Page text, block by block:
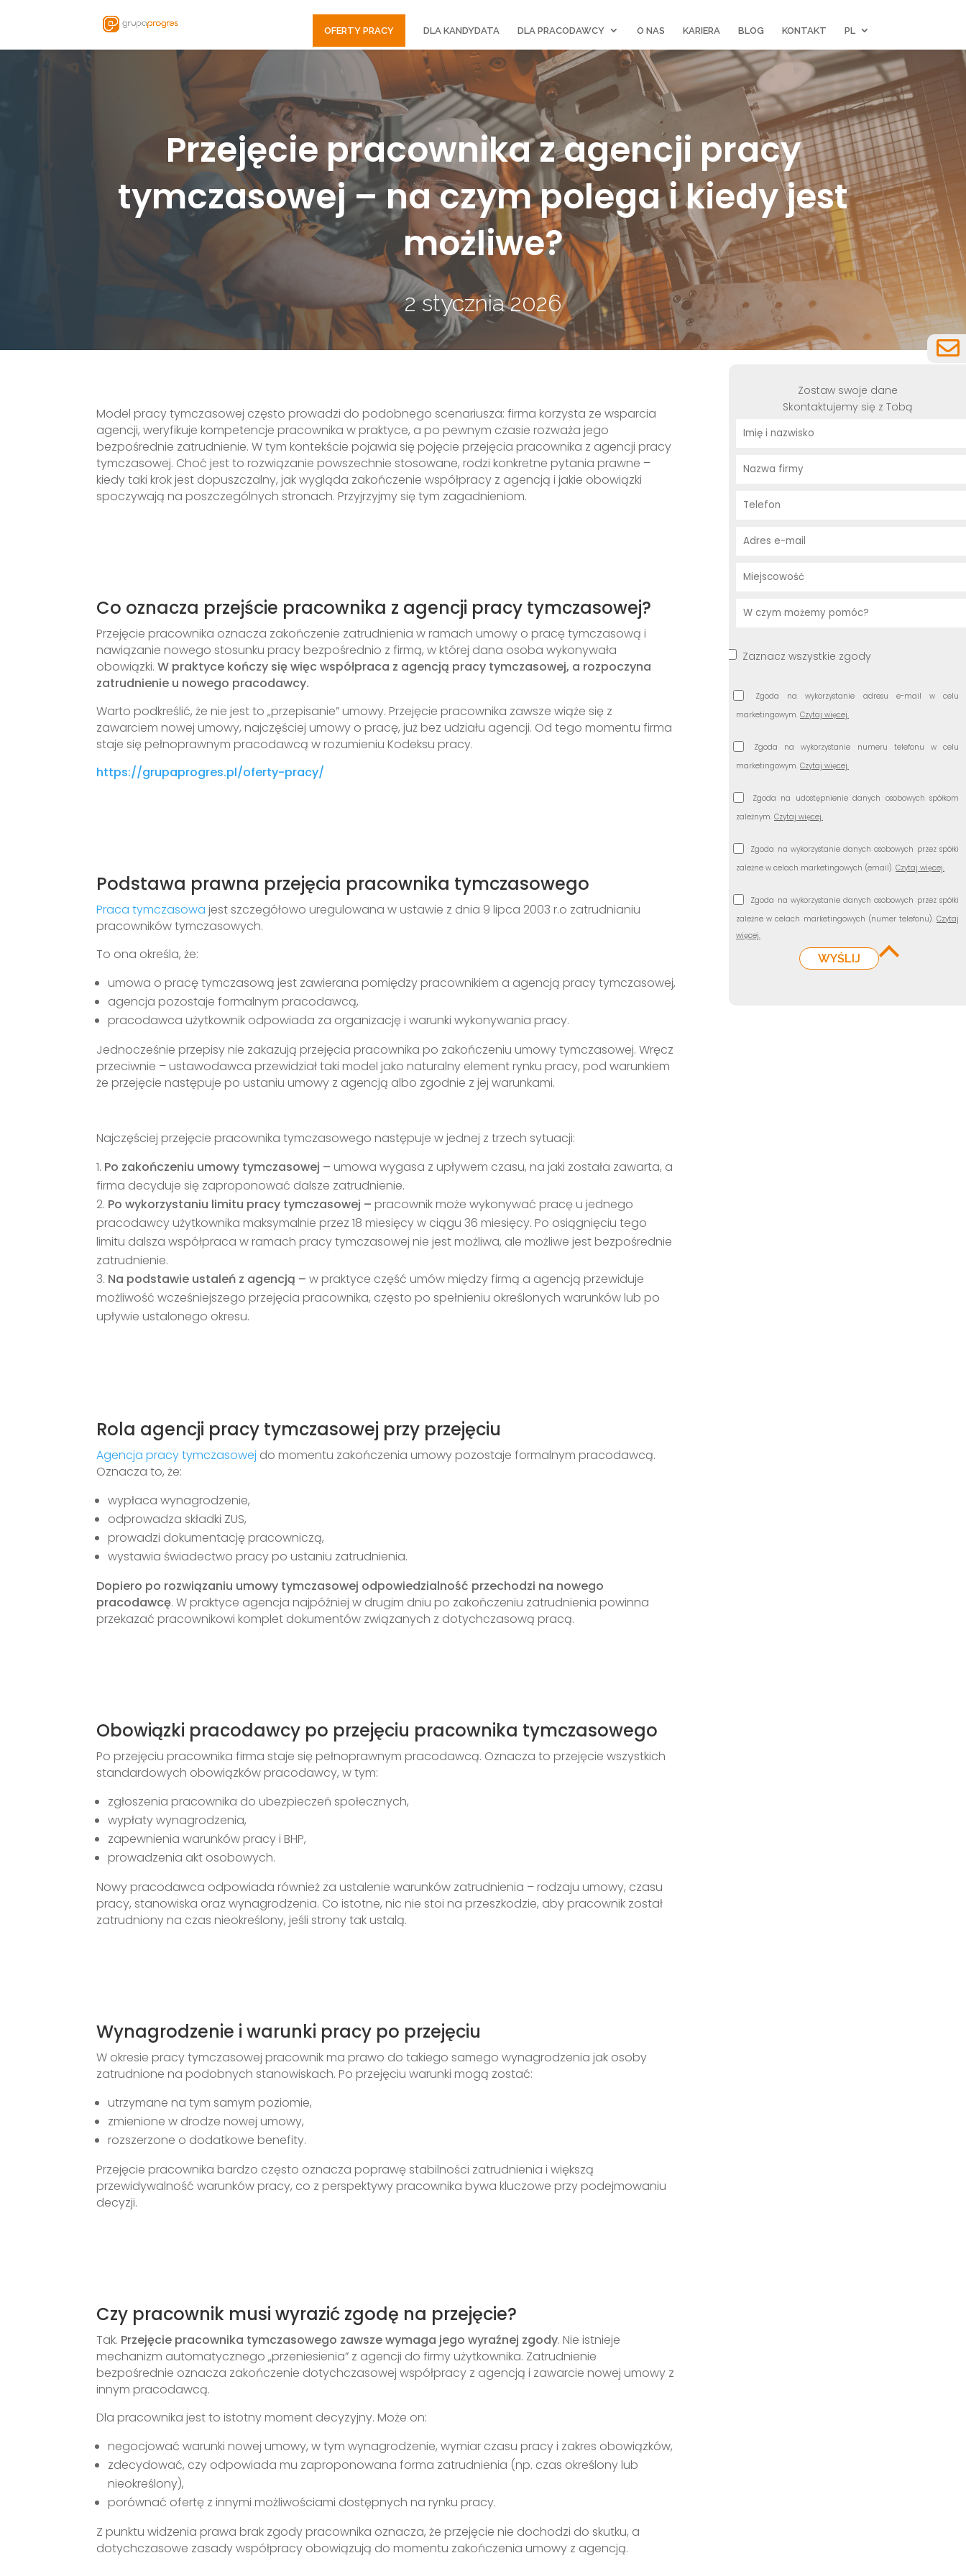
OFERTY PRACY DLA KANDYDATA DLA PRACODAWCY O NAS KARIERA BLOG KONTAKT PL
Przejęcie pracownika z agencji pracy
tymczasowej – na czym polega i kiedy jest
możliwe?
2 stycznia 2026
Model pracy tymczasowej często prowadzi do podobnego scenariusza: firma korzysta ze wsparcia
agencji, weryfikuje kompetencje pracownika w praktyce, a po pewnym czasie rozważa jego
bezpośrednie zatrudnienie. W tym kontekście pojawia się pojęcie przejęcia pracownika z agencji pracy
tymczasowej. Choć jest to rozwiązanie powszechnie stosowane, rodzi konkretne pytania prawne –
kiedy taki krok jest dopuszczalny, jak wygląda zakończenie współpracy z agencją i jakie obowiązki
spoczywają na poszczególnych stronach. Przyjrzyjmy się tym zagadnieniom.
Co oznacza przejście pracownika z agencji pracy tymczasowej?
Przejęcie pracownika oznacza zakończenie zatrudnienia w ramach umowy o pracę tymczasową i
nawiązanie nowego stosunku pracy bezpośrednio z firmą, w której dana osoba wykonywała
obowiązki.W praktyce kończy się więc współpraca z agencją pracy tymczasowej, a rozpoczyna
zatrudnienie u nowego pracodawcy.
Warto podkreślić, że nie jest to „przepisanie” umowy. Przejęcie pracownika zawsze wiąże się z
zawarciem nowej umowy, najczęściej umowy o pracę, już bez udziału agencji. Od tego momentu firma
staje się pełnoprawnym pracodawcą w rozumieniu Kodeksu pracy.
https://grupaprogres.pl/oferty-pracy/
Podstawa prawna przejęcia pracownika tymczasowego
Praca tymczasowa jest szczegółowo uregulowana w ustawie z dnia 9 lipca 2003 r.o zatrudnianiu
pracowników tymczasowych.
To ona określa, że:
umowa o pracę tymczasową jest zawierana pomiędzy pracownikiem a agencją pracy tymczasowej,
agencja pozostaje formalnym pracodawcą,
pracodawca użytkownik odpowiada za organizację i warunki wykonywania pracy.
Jednocześnie przepisy nie zakazują przejęcia pracownika po zakończeniu umowy tymczasowej. Wręcz
przeciwnie – ustawodawca przewidział taki model jako naturalny element rynku pracy, pod warunkiem
że przejęcie następuje po ustaniu umowy z agencją albo zgodnie z jej warunkami.
Najczęściej przejęcie pracownika tymczasowego następuje w jednej z trzech sytuacji:
Po zakończeniu umowy tymczasowej –umowa wygasa z upływem czasu, na jaki została zawarta, a
firma decyduje się zaproponować dalsze zatrudnienie.
Po wykorzystaniu limitu pracy tymczasowej –pracownik może wykonywać pracę u jednego
pracodawcy użytkownika maksymalnie przez 18 miesięcy w ciągu 36 miesięcy. Po osiągnięciu tego
limitu dalsza współpraca w ramach pracy tymczasowej nie jest możliwa, ale możliwe jest bezpośrednie
zatrudnienie.
Na podstawie ustaleń z agencją –w praktyce część umów między firmą a agencją przewiduje
możliwość wcześniejszego przejęcia pracownika, często po spełnieniu określonych warunków lub po
upływie ustalonego okresu.
Rola agencji pracy tymczasowej przy przejęciu
Agencja pracy tymczasowej do momentu zakończenia umowy pozostaje formalnym pracodawcą.
Oznacza to, że:
wypłaca wynagrodzenie,
odprowadza składki ZUS,
prowadzi dokumentację pracowniczą,
wystawia świadectwo pracy po ustaniu zatrudnienia.
Dopiero po rozwiązaniu umowy tymczasowej odpowiedzialność przechodzi na nowego
pracodawcę. W praktyce agencja najpóźniej w drugim dniu po zakończeniu zatrudnienia powinna
przekazać pracownikowi komplet dokumentów związanych z dotychczasową pracą.
Obowiązki pracodawcy po przejęciu pracownika tymczasowego
Po przejęciu pracownika firma staje się pełnoprawnym pracodawcą. Oznacza to przejęcie wszystkich
standardowych obowiązków pracodawcy, w tym:
zgłoszenia pracownika do ubezpieczeń społecznych,
wypłaty wynagrodzenia,
zapewnienia warunków pracy i BHP,
prowadzenia akt osobowych.
Nowy pracodawca odpowiada również za ustalenie warunków zatrudnienia – rodzaju umowy, czasu
pracy, stanowiska oraz wynagrodzenia. Co istotne, nic nie stoi na przeszkodzie, aby pracownik został
zatrudniony na czas nieokreślony, jeśli strony tak ustalą.
Wynagrodzenie i warunki pracy po przejęciu
W okresie pracy tymczasowej pracownik ma prawo do takiego samego wynagrodzenia jak osoby
zatrudnione na podobnych stanowiskach. Po przejęciu warunki mogą zostać:
utrzymane na tym samym poziomie,
zmienione w drodze nowej umowy,
rozszerzone o dodatkowe benefity.
Przejęcie pracownika bardzo często oznacza poprawę stabilności zatrudnienia i większą
przewidywalność warunków pracy, co z perspektywy pracownika bywa kluczowe przy podejmowaniu
decyzji.
Czy pracownik musi wyrazić zgodę na przejęcie?
Tak. Przejęcie pracownika tymczasowego zawsze wymaga jego wyraźnej zgody. Nie istnieje
mechanizm automatycznego „przeniesienia” z agencji do firmy użytkownika. Zatrudnienie
bezpośrednie oznacza zakończenie dotychczasowej współpracy z agencją i zawarcie nowej umowy z
innym pracodawcą.
Dla pracownika jest to istotny moment decyzyjny. Może on:
negocjować warunki nowej umowy, w tym wynagrodzenie, wymiar czasu pracy i zakres obowiązków,
zdecydować, czy odpowiada mu zaproponowana forma zatrudnienia (np. czas określony lub
nieokreślony),
porównać ofertę z innymi możliwościami dostępnych na rynku pracy.
Z punktu widzenia prawa brak zgody pracownika oznacza, że przejęcie nie dochodzi do skutku, a
dotychczasowe zasady współpracy obowiązują do momentu zakończenia umowy z agencją.
Zostaw swoje dane
Skontaktujemy się z Tobą
Zaznacz wszystkie zgody
Zgoda na wykorzystanie adresu e-mail w celu
marketingowym. Czytaj więcej.
Zgoda na wykorzystanie numeru telefonu w celu
marketingowym. Czytaj więcej.
Zgoda na udostępnienie danych osobowych spółkom
zależnym. Czytaj więcej.
Zgoda na wykorzystanie danych osobowych przez spółki
zależne w celach marketingowych (email). Czytaj więcej.
Zgoda na wykorzystanie danych osobowych przez spółki
zależne w celach marketingowych (numer telefonu). Czytaj
więcej.